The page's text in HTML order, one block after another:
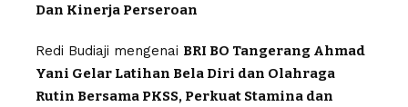
Dan Kinerja Perseroan
Redi Budiaji mengenai BRI BO Tangerang Ahmad
Yani Gelar Latihan Bela Diri dan Olahraga
Rutin Bersama PKSS, Perkuat Stamina dan